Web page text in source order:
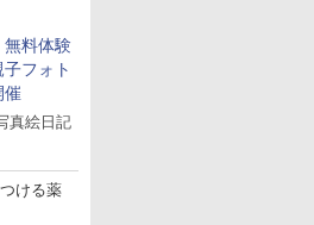
無料体験
フォト
催
真絵日記
ける薬